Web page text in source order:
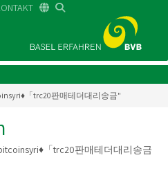
「trc20판매테더대리송금"
「trc20판매테더대리송금